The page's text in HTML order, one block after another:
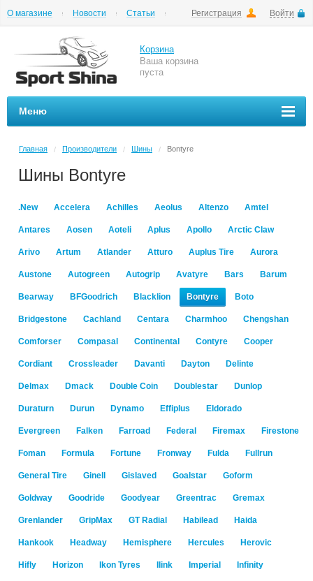
Регистрация Войти
О магазине Новости
Статьи
Корзина
Ваша корзина
пуста
Меню
Главная / Производители / Шины / Bontyre
Шины Bontyre
.New Accelera Achilles Aeolus Altenzo Amtel
Antares Aosen Aoteli Aplus Apollo Arctic Claw
Arivo Artum Atlander Atturo Auplus Tire Aurora
Austone Autogreen Autogrip Avatyre Bars Barum
Bearway BFGoodrich Blacklion Bontyre Boto
Bridgestone Cachland Centara Charmhoo Chengshan
Comforser Compasal Continental Contyre Cooper
Cordiant Crossleader Davanti Dayton Delinte
Delmax Dmack Double Coin Doublestar Dunlop
Duraturn Durun Dynamo Effiplus Eldorado
Evergreen Falken Farroad Federal Firemax Firestone
Foman Formula Fortune Fronway Fulda Fullrun
General Tire Ginell Gislaved Goalstar Goform
Goldway Goodride Goodyear Greentrac Gremax
Grenlander GripMax GT Radial Habilead Haida
Hankook Headway Hemisphere Hercules Herovic
Hifly Horizon Ikon Tyres Ilink Imperial Infinity